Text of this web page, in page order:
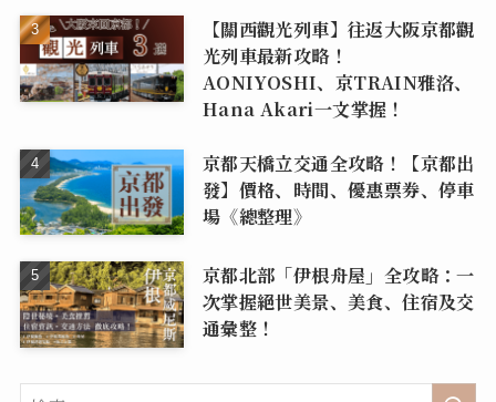
【關西觀光列車】往返大阪京都觀
光列車最新攻略！
AONIYOSHI、京TRAIN雅洛、
Hana Akari一文掌握！
京都天橋立交通全攻略！【京都出
發】價格、時間、優惠票券、停車
場《總整理》
京都北部「伊根舟屋」全攻略：一
次掌握絕世美景、美食、住宿及交
通彙整！